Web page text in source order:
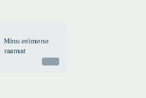
Minu esimene
raamat